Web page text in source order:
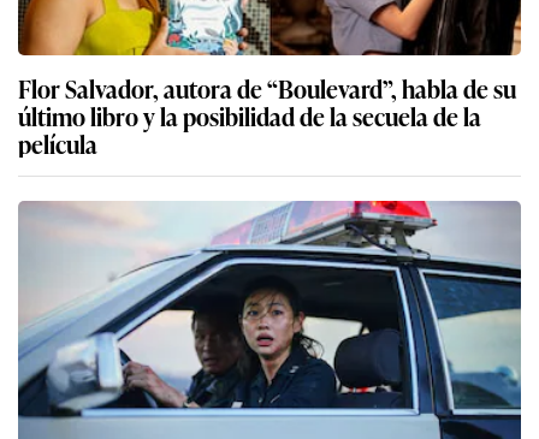
Flor Salvador, autora de “Boulevard”, habla de su
último libro y la posibilidad de la secuela de la
película